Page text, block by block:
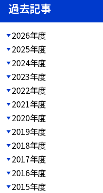
過去記事
2026年度
2025年度
2024年度
2023年度
2022年度
2021年度
2020年度
2019年度
2018年度
2017年度
2016年度
2015年度